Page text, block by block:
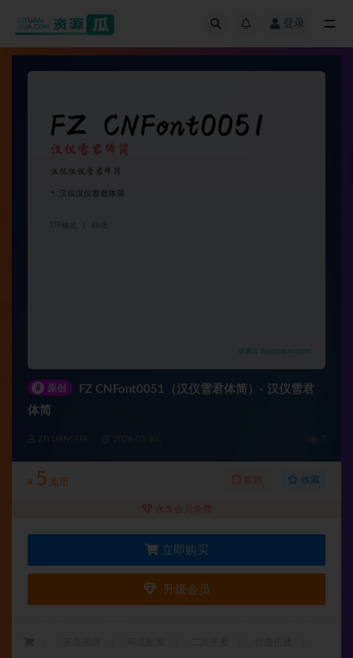
登录
# 原创
FZ CNFont0051（汉仪雪君体简）- 汉仪雪君
体简
ZIYUANGUA
¥ 5 瓜币 签到 收藏
永久会员免费
立即购买
升级会员